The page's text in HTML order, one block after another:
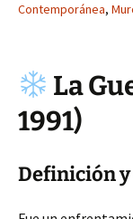
Contemporánea,
La
1991)
Definición